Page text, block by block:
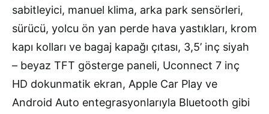
sabitleyici, manuel klima, arka park sensörleri,
sürücü, yolcu ön yan perde hava yastıkları, krom
kapı kolları ve bagaj kapağı çıtası, 3,5’ inç siyah
– beyaz TFT gösterge paneli, Uconnect 7 inç
HD dokunmatik ekran, Apple Car Play ve
Android Auto entegrasyonlarıyla Bluetooth gibi